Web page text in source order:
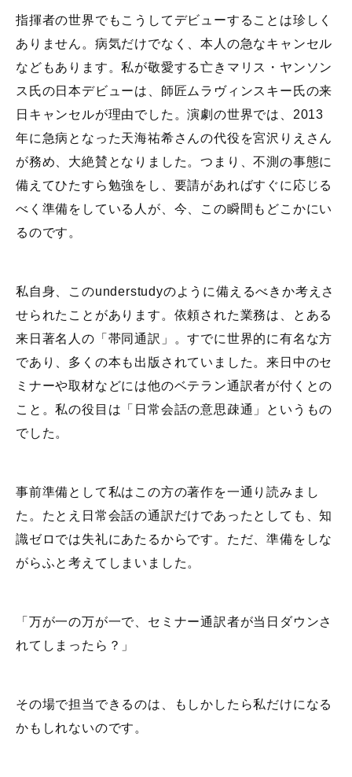
指揮者の世界でもこうしてデビューすることは珍しく
ありません。病気だけでなく、本人の急なキャンセル
などもあります。私が敬愛する亡きマリス・ヤンソン
ス氏の日本デビューは、師匠ムラヴィンスキー氏の来
日キャンセルが理由でした。演劇の世界では、2013
年に急病となった天海祐希さんの代役を宮沢りえさん
が務め、大絶賛となりました。つまり、不測の事態に
備えてひたすら勉強をし、要請があればすぐに応じる
べく準備をしている人が、今、この瞬間もどこかにい
るのです。
私自身、このunderstudyのように備えるべきか考えさ
せられたことがあります。依頼された業務は、とある
来日著名人の「帯同通訳」。すでに世界的に有名な方
であり、多くの本も出版されていました。来日中のセ
ミナーや取材などには他のベテラン通訳者が付くとの
こと。私の役目は「日常会話の意思疎通」というもの
でした。
事前準備として私はこの方の著作を一通り読みまし
た。たとえ日常会話の通訳だけであったとしても、知
識ゼロでは失礼にあたるからです。ただ、準備をしな
がらふと考えてしまいました。
「万が一の万が一で、セミナー通訳者が当日ダウンさ
れてしまったら？」
その場で担当できるのは、もしかしたら私だけになる
かもしれないのです。